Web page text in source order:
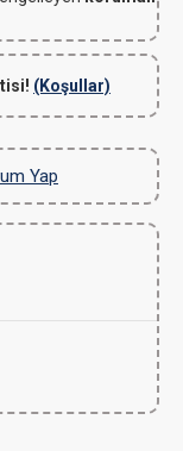
(Koşullar)
Yap